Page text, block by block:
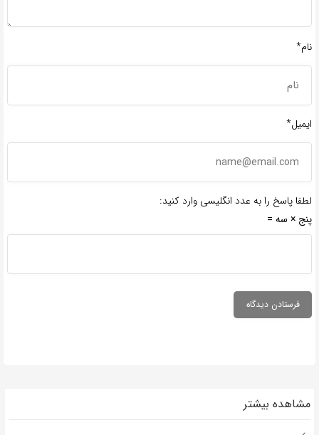
نام*
ایمیل*
لطفا پاسخ را به عدد انگلیسی وارد کنید:
پنج × سه =
مشاهده بیشتر